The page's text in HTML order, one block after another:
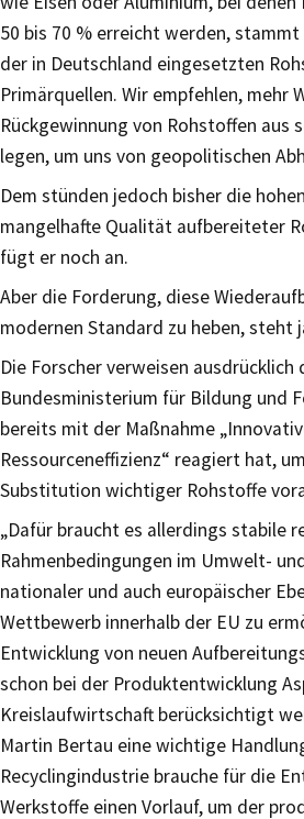
50 bis 70 % erreicht werden,
der in Deutschland eingesetzten
Primärquellen. Wir empfehlen, mehr
Rückgewinnung von Rohstoffen aus
legen, um uns von geopolitischen
Dem stünden jedoch bisher die
mangelhafte Qualität aufbereiteter
fügt er noch an.
Aber die Forderung, diese
modernen Standard zu heben, steht
Die Forscher verweisen ausdrücklich
Bundesministerium für Bildung und
bereits mit der Maßnahme
Ressourceneffizienz“ reagiert hat,
Substitution wichtiger Rohstoffe
„Dafür braucht es allerdings stabile
Rahmenbedingungen im Umwelt-
nationaler und auch europäischer
Wettbewerb innerhalb der EU zu
Entwicklung von neuen
schon bei der Produktentwicklung
Kreislaufwirtschaft berücksichtigt
Martin Bertau eine wichtige
Recyclingindustrie brauche für die
Werkstoffe einen Vorlauf, um der